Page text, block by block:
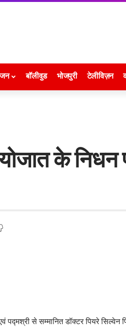
बॉलीवुड भोजपुरी टेलीविज़न
के निधन
पद्मश्री से सम्मानित डॉक्टर पियरे सिल्वेन